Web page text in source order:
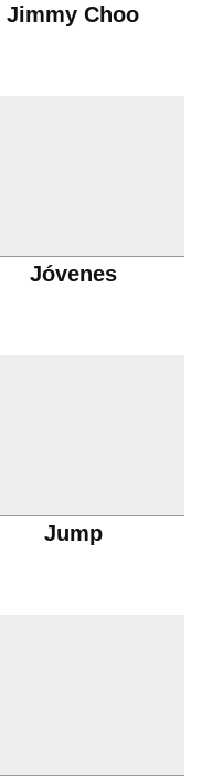
Jimmy Choo
Jóvenes
Jump